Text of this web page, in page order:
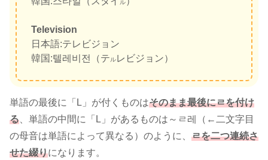
ル
Television
日本語:テレビジョン
韓国:텔레비전（テルレビジョン）
単語の最後に「L」が付くものはそのまま最後にㄹを付け
る、単語の中間に「L」があるものは～ㄹ레（←二文字目
の母音は単語によって異なる）のように、 ㄹを二つ連続さ
せた綴りになります。